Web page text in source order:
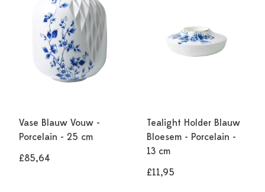
Vase Blauw Vouw -
Porcelain - 25 cm
£85,64
Tealight Holder Blauw
Bloesem - Porcelain -
13 cm
£11,95